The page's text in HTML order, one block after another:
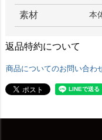
素材 本
返品特約について
商品についてのお問い合わ